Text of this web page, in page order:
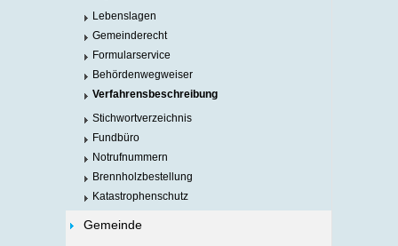
Lebenslagen
Gemeinderecht
Formularservice
Behördenwegweiser
Verfahrensbeschreibung
Stichwortverzeichnis
Fundbüro
Notrufnummern
Brennholzbestellung
Katastrophenschutz
Gemeinde